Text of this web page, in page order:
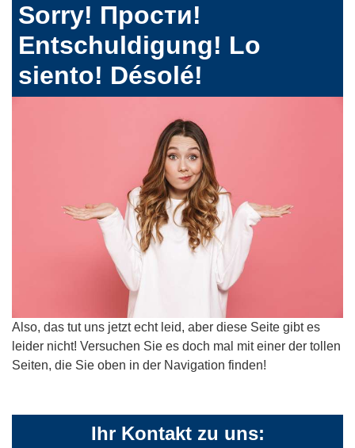
Sorry! Прости!
Entschuldigung! Lo
siento! Désolé!
Also, das tut uns jetzt echt leid, aber diese Seite gibt es
leider nicht! Versuchen Sie es doch mal mit einer der tollen
Seiten, die Sie oben in der Navigation finden!
Ihr Kontakt zu uns: